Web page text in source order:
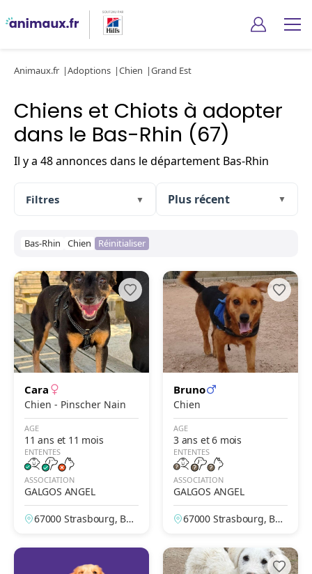
Animaux.fr Adoptions Chien Grand Est
Chiens et Chiots à adopter
dans le Bas-Rhin (67)
Il y a 48 annonces dans le département Bas-Rhin
Filtres ▼ ▼
Bas-Rhin Chien Réinitialiser
Cara
Chien - Pinscher Nain
AGE
11 ans et 11 mois
ENTENTES
ASSOCIATION
GALGOS ANGEL
67000 Strasbourg, Bas
Bruno
Chien
AGE
3 ans et 6 mois
ENTENTES
ASSOCIATION
GALGOS ANGEL
67000 Strasbourg, Bas